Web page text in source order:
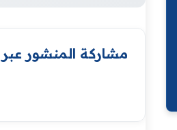
مشاركة المنشور